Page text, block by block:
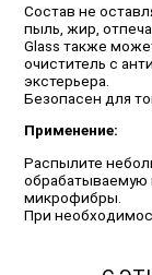
Состав не
пыль, жир,
Glass также
очиститель с
экстерьера.
Безопасен для
Применение:
Распылите
обрабатываемую
микрофибры.
При